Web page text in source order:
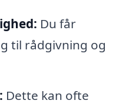
Du får
til rådgivning og
Dette kan ofte